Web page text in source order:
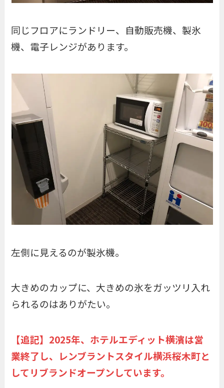
同じフロアにランドリー、自動販売機、製氷
機、電子レンジがあります。
左側に見えるのが製氷機。
大きめのカップに、大きめの氷をガッツリ入れ
られるのはありがたい。
【追記】2025年、ホテルエディット横濱は営
業終了し、レンブラントスタイル横浜桜木町と
してリブランドオープンしています。